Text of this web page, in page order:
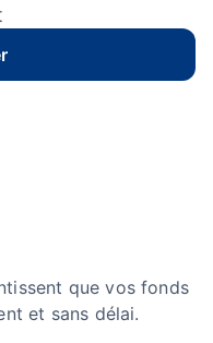
que vos fonds
et sans délai.